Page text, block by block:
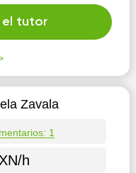
tutor
Zavala
1
h